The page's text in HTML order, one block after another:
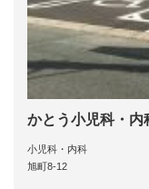
かとう小児科・内
小児科・内科
旭町8-12